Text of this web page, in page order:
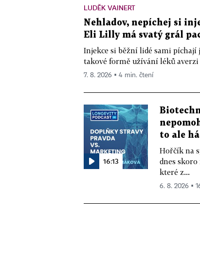
LUDĚK VAINERT
Nehladov, nepíchej si
Eli Lilly má svatý grál
Injekce si běžní lidé sami
takové formě užívání léků averzi
7. 8. 2026 ▪ 4 min. čtení
16:13
to ale
Hořčík na
dnes
které z...
6. 8. 2026 ▪